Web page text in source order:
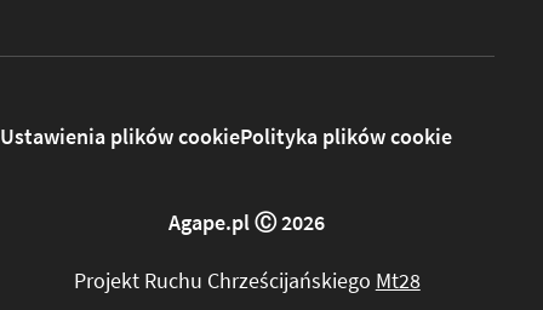
Ustawienia plików cookiePolityka plików cookie
Agape.pl Ⓒ 2026
Projekt Ruchu Chrześcijańskiego Mt28